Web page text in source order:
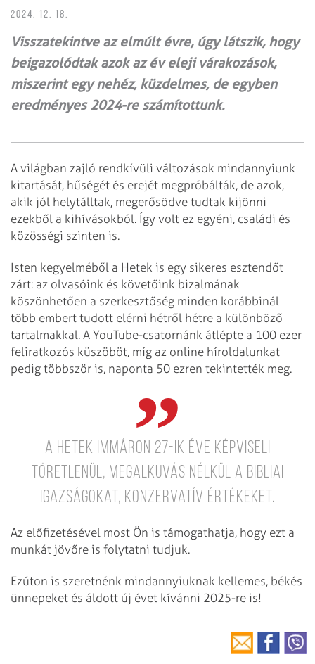
2024. 12. 18.
Visszatekintve az elmúlt évre, úgy látszik, hogy
beigazolódtak azok az év eleji várakozások,
miszerint egy nehéz, küzdelmes, de egyben
eredményes 2024-re számítottunk.
A világban zajló rendkívüli változások mindannyiunk
kitartását, hűségét és erejét megpróbálták, de azok,
akik jól helytálltak, megerősödve tudtak kijönni
ezekből a kihívásokból. Így volt ez egyéni, családi és
közösségi szinten is.
Isten kegyelméből a Hetek is egy sikeres esztendőt
zárt: az olvasóink és követőink bizalmának
köszönhetően a szerkesztőség minden korábbinál
több embert tudott elérni hétről hétre a különböző
tartalmakkal. A YouTube-csatornánk átlépte a 100 ezer
feliratkozós küszöböt, míg az online híroldalunkat
pedig többször is, naponta 50 ezren tekintették meg.
A Hetek immáron 27-ik éve képviseli
töretlenül, megalkuvás nélkül a bibliai
igazságokat, konzervatív értékeket.
Az előfizetésével most Ön is támogathatja, hogy ezt a
munkát jövőre is folytatni tudjuk.
Ezúton is szeretnénk mindannyiuknak kellemes, békés
ünnepeket és áldott új évet kívánni 2025-re is!